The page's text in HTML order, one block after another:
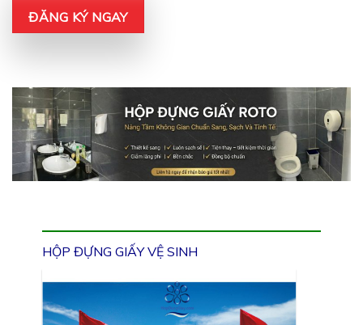
ĐĂNG KÝ NGAY
HỘP ĐỰNG GIẤY VỆ SINH